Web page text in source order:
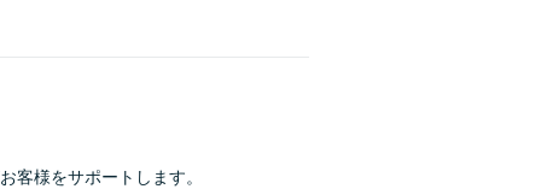
客様をサポートします。